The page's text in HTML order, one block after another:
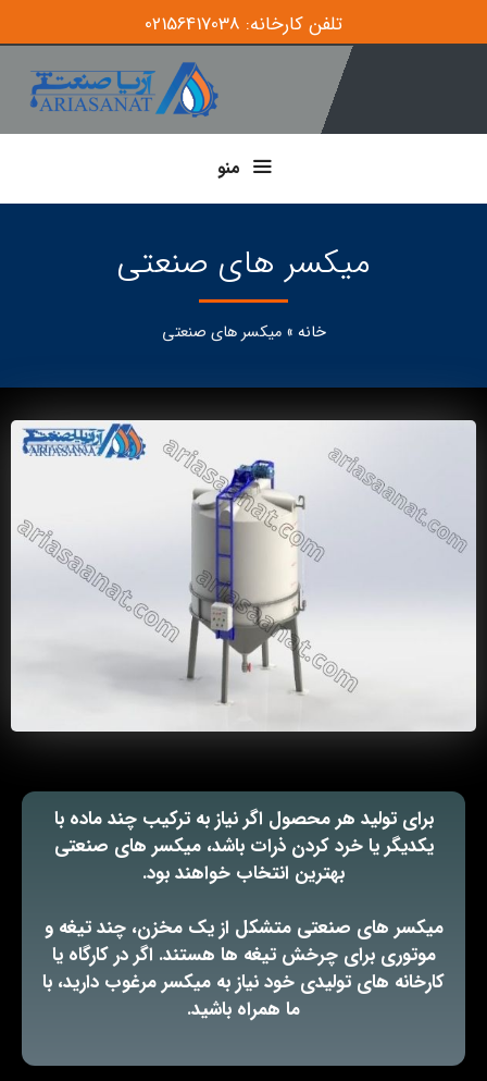
تلفن کارخانه: 02156417038
منو
میکسر های صنعتی
خانه »میکسر های صنعتی
برای تولید هر محصول اگر نیاز به ترکیب چند ماده با
یکدیگر یا خرد کردن ذرات باشد، میکسر های صنعتی
بهترین انتخاب خواهند بود.
میکسر های صنعتی متشکل از یک مخزن، چند تیغه و
موتوری برای چرخش تیغه ها هستند. اگر در کارگاه یا
کارخانه های تولیدی خود نیاز به میکسر مرغوب دارید، با
ما همراه باشید.